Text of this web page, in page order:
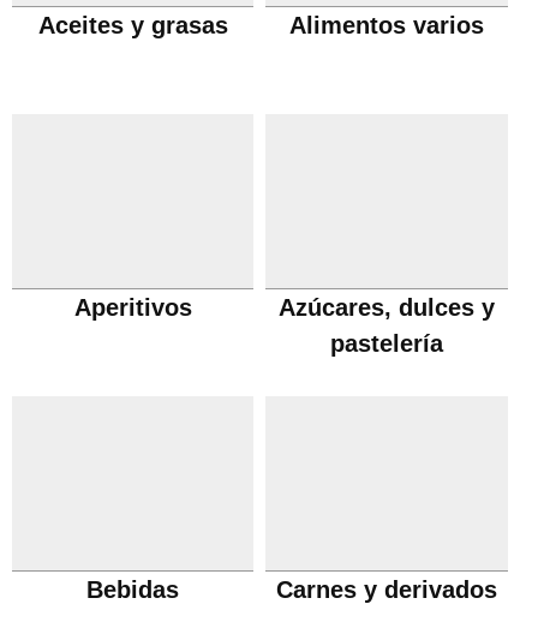
Aceites y grasas Alimentos varios
Aperitivos
Azúcares, dulces y
pastelería
Bebidas Carnes y derivados